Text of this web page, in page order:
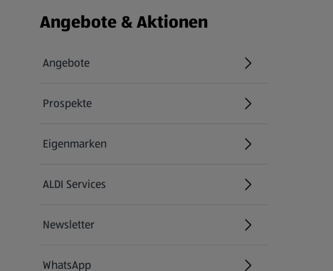
Fußzeilenmenü - weitere Links
Angebote & Aktionen
Angebote
Prospekte
Eigenmarken
ALDI Services
Newsletter
WhatsApp